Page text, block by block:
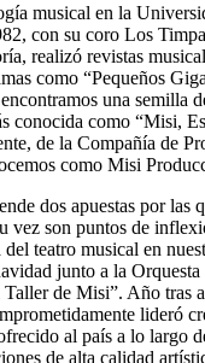
musical en la
con su coro Los
realizó revistas
como “Pequeños
una semilla
conocida como “Misi,
de la Compañía de
como Misi
dos apuestas por las
vez son puntos de
teatro musical en
junto a la
de Misi”. Año tras
lideró
al país a lo largo
de alta calidad